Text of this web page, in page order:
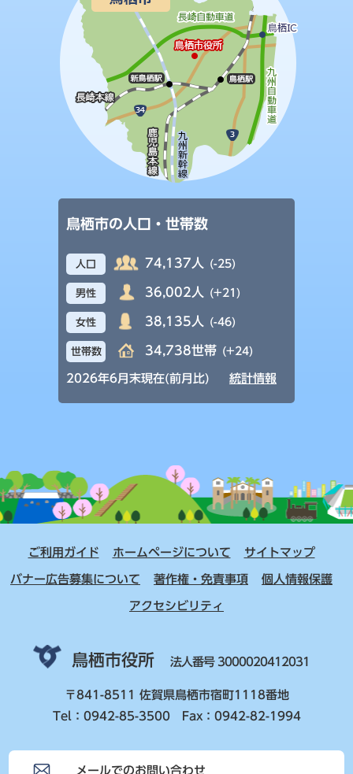
鳥栖市の人口・世帯数
人口 74,137人 (-25)
男性 36,002人 (+21)
女性 38,135人 (-46)
世帯数 34,738世帯 (+24)
2026年6月末現在(前月比) 統計情報
ご利用ガイド ホームページについて サイトマップ
バナー広告募集について 著作権・免責事項 個人情報保護
アクセシビリティ
鳥栖市役所 法人番号 3000020412031
〒841-8511 佐賀県鳥栖市宿町1118番地
Tel：0942-85-3500 Fax：0942-82-1994
メールでのお問い合わせ